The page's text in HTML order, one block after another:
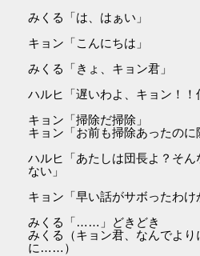
みくる「は、はぁい」
キョン「こんにちは」
みくる「きょ、キョン君」
ハルヒ「遅いわよ、キョン！！
キョン「掃除だ掃除」
キョン「お前も掃除あったのに
ハルヒ「あたしは団長よ？そ
ない」
キョン「早い話がサボったわけ
みくる「……」どきどき
みくる（キョン君、なんでよ
に……）